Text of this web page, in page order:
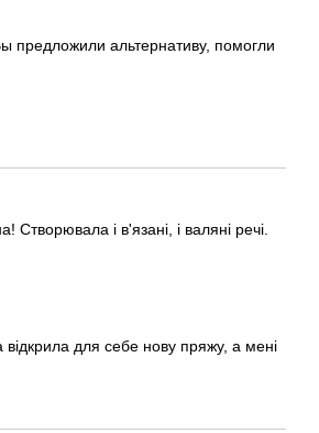
предложили альтернативу, помогли
і в'язані, і валяні речі.
для себе нову пряжу, а мені